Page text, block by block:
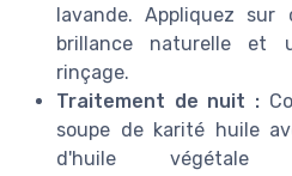
lavande. Appliquez sur
brillance naturelle et
rinçage.
Traitement de nuit :
soupe de karité huile
d'huile végétale